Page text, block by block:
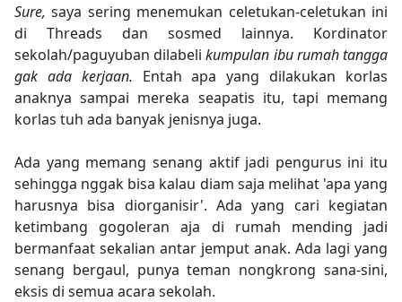
Sure, saya sering menemukan celetukan-celetukan ini
di Threads dan sosmed lainnya. Kordinator
sekolah/paguyuban dilabelikumpulan ibu rumah tangga
gak ada kerjaan. Entah apa yang dilakukan korlas
anaknya sampai mereka seapatis itu, tapi memang
korlas tuh ada banyak jenisnya juga.
Ada yang memang senang aktif jadi pengurus ini itu
sehingga nggak bisa kalau diam saja melihat 'apa yang
harusnya bisa diorganisir'. Ada yang cari kegiatan
ketimbang gogoleran aja di rumah mending jadi
bermanfaat sekalian antar jemput anak. Ada lagi yang
senang bergaul, punya teman nongkrong sana-sini,
eksis di semua acara sekolah.